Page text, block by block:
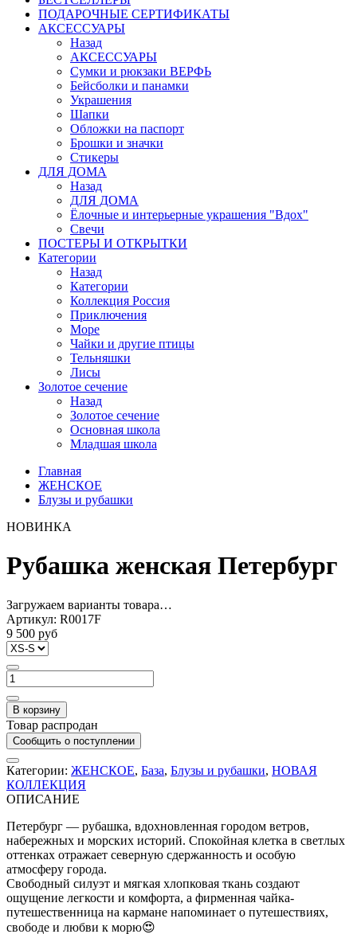
ПОДАРОЧНЫЕ СЕРТИФИКАТЫ
АКСЕССУАРЫ
Назад
АКСЕССУАРЫ
Сумки и рюкзаки ВЕРФЬ
Бейсболки и панамки
Украшения
Шапки
Обложки на паспорт
Брошки и значки
Стикеры
ДЛЯ ДОМА
Назад
ДЛЯ ДОМА
Ёлочные и интерьерные украшения "Вдох"
Свечи
ПОСТЕРЫ И ОТКРЫТКИ
Категории
Назад
Категории
Коллекция Россия
Приключения
Море
Чайки и другие птицы
Тельняшки
Лисы
Золотое сечение
Назад
Золотое сечение
Основная школа
Младшая школа
Главная
ЖЕНСКОЕ
Блузы и рубашки
НОВИНКА
Рубашка женская Петербург
Загружаем варианты товара…
Артикул: R0017F
9 500 руб
В корзину
Товар распродан
Сообщить о поступлении
Категории: ЖЕНСКОЕ, База, Блузы и рубашки, НОВАЯ
КОЛЛЕКЦИЯ
ОПИСАНИЕ
Петербург — рубашка, вдохновленная городом ветров,
набережных и морских историй. Спокойная клетка в светлых
оттенках отражает северную сдержанность и особую
атмосферу города.
Свободный силуэт и мягкая хлопковая ткань создают
ощущение легкости и комфорта, а фирменная чайка-
путешественница на кармане напоминает о путешествиях,
свободе и любви к морю😍